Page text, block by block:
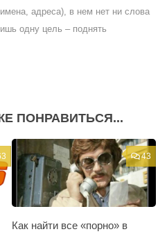
адреса), в нем нет ни слова
одну цель – поднять
ПОНРАВИТЬСЯ...
43
Как найти все «порно» в